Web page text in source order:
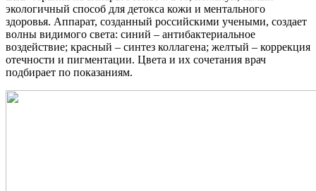
экологичный способ для детокса кожи и ментального
здоровья. Аппарат, созданный российскими учеными, создает
волны видимого света: синий – антибактериальное
воздействие; красный – синтез коллагена; желтый – коррекция
отечности и пигментации. Цвета и их сочетания врач
подбирает по показаниям.